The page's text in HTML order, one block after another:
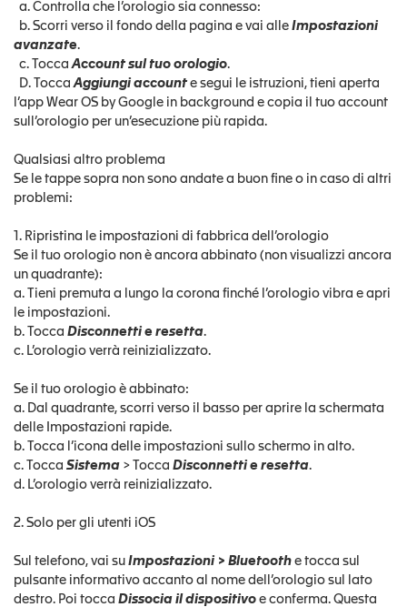
a. Controlla che l’orologio sia connesso:
b. Scorri verso il fondo della pagina e vai alle Impostazioni
avanzate.
c. ToccaAccount sul tuo orologio.
D. ToccaAggiungi accounte segui le istruzioni, tieni aperta
l’app Wear OS by Google in background e copia il tuo account
sull’orologio per un’esecuzione più rapida.
Qualsiasi altro problema
Se le tappe sopra non sono andate a buon fine o in caso di altri
problemi:
1. Ripristina le impostazioni di fabbrica dell’orologio
Se il tuo orologio non è ancora abbinato (non visualizzi ancora
un quadrante):
a. Tieni premuta a lungo la corona finché l’orologio vibra e apri
le impostazioni.
b. Tocca Disconnetti e resetta.
c. L’orologio verrà reinizializzato.
Se il tuo orologio è abbinato:
a. Dal quadrante, scorri verso il basso per aprire la schermata
delle Impostazioni rapide.
b. Tocca l’icona delle impostazioni sullo schermo in alto.
c. Tocca Sistema > Tocca Disconnetti e resetta.
d. L’orologio verrà reinizializzato.
2. Solo per gli utenti iOS
Sul telefono, vai su Impostazioni > Bluetooth e tocca sul
pulsante informativo accanto al nome dell’orologio sul lato
destro. Poi tocca Dissocia il dispositivo e conferma. Questa